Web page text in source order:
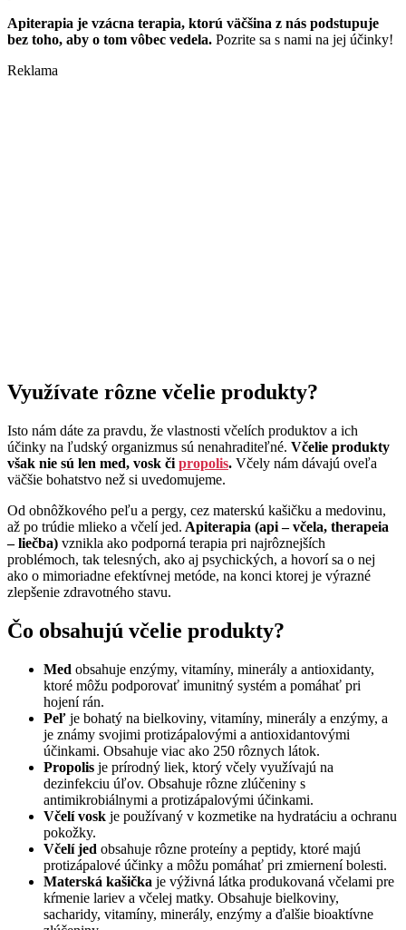
Apiterapia je vzácna terapia, ktorú väčšina z nás podstupuje
bez toho, aby o tom vôbec vedela. Pozrite sa s nami na jej účinky!
Reklama
Využívate rôzne včelie produkty?
Isto nám dáte za pravdu, že vlastnosti včelích produktov a ich
účinky na ľudský organizmus sú nenahraditeľné. Včelie produkty
však nie sú len med, vosk či propolis. Včely nám dávajú oveľa
väčšie bohatstvo než si uvedomujeme.
Od obnôžkového peľu a pergy, cez materskú kašičku a medovinu,
až po trúdie mlieko a včelí jed. Apiterapia (api – včela, therapeia
– liečba) vznikla ako podporná terapia pri najrôznejších
problémoch, tak telesných, ako aj psychických, a hovorí sa o nej
ako o mimoriadne efektívnej metóde, na konci ktorej je výrazné
zlepšenie zdravotného stavu.
Čo obsahujú včelie produkty?
Med obsahuje enzýmy, vitamíny, minerály a antioxidanty,
ktoré môžu podporovať imunitný systém a pomáhať pri
hojení rán.
Peľ je bohatý na bielkoviny, vitamíny, minerály a enzýmy, a
je známy svojimi protizápalovými a antioxidantovými
účinkami. Obsahuje viac ako 250 rôznych látok.
Propolis je prírodný liek, ktorý včely využívajú na
dezinfekciu úľov. Obsahuje rôzne zlúčeniny s
antimikrobiálnymi a protizápalovými účinkami.
Včelí vosk je používaný v kozmetike na hydratáciu a ochranu
pokožky.
Včelí jed obsahuje rôzne proteíny a peptidy, ktoré majú
protizápalové účinky a môžu pomáhať pri zmiernení bolesti.
Materská kašička je výživná látka produkovaná včelami pre
kŕmenie lariev a včelej matky. Obsahuje bielkoviny,
sacharidy, vitamíny, minerály, enzýmy a ďalšie bioaktívne